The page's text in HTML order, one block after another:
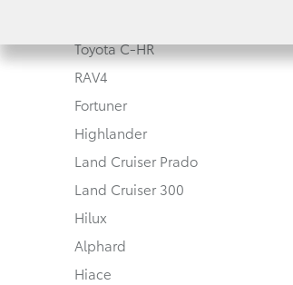
Toyota C-HR
RAV4
Fortuner
Highlander
Land Cruiser Prado
Land Cruiser 300
Hilux
Alphard
Hiace